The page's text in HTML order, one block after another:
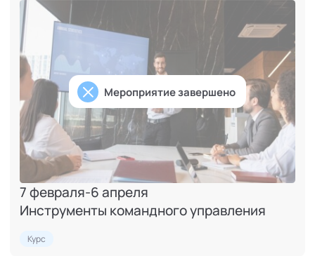
Мероприятие завершено
7 февраля-6 апреля
Инструменты командного управления
Курс